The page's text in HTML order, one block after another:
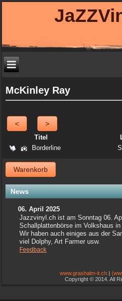
McKinley Ray
< >
Titel
Borderline
Warenkorb
News
06. April 2025
Jazzvinyl.ch ist am Sonntag 06.
Schallplattenbörse im Volkshaus
Wir haben auch einiges aus der
viel Dolphy, Art Farmer usw.
Feedback
www.grashalm-it.ch|
Copyright © 2014. All